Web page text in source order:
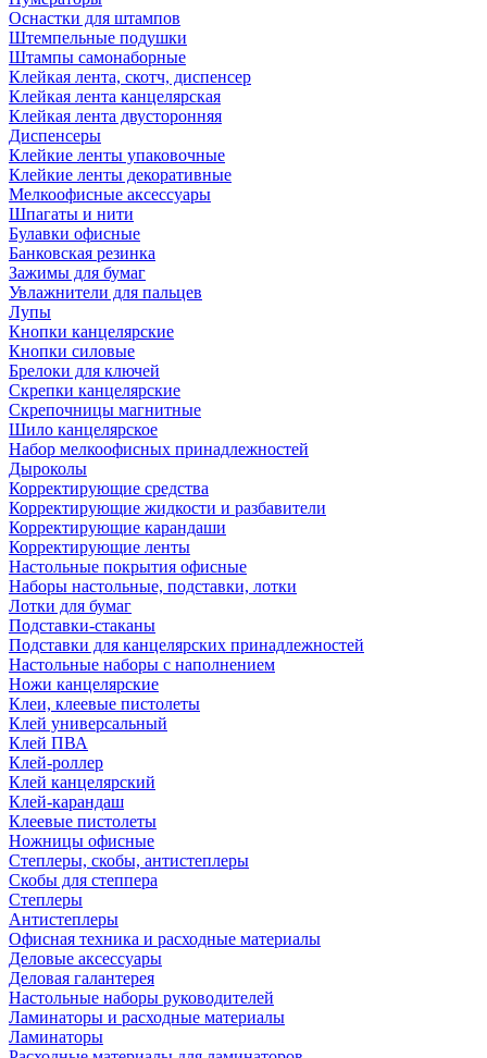
Оснастки для штампов
Штемпельные подушки
Штампы самонаборные
Клейкая лента, скотч, диспенсер
Клейкая лента канцелярская
Клейкая лента двусторонняя
Диспенсеры
Клейкие ленты упаковочные
Клейкие ленты декоративные
Мелкоофисные аксессуары
Шпагаты и нити
Булавки офисные
Банковская резинка
Зажимы для бумаг
Увлажнители для пальцев
Лупы
Кнопки канцелярские
Кнопки силовые
Брелоки для ключей
Скрепки канцелярские
Скрепочницы магнитные
Шило канцелярское
Набор мелкоофисных принадлежностей
Дыроколы
Корректирующие средства
Корректирующие жидкости и разбавители
Корректирующие карандаши
Корректирующие ленты
Настольные покрытия офисные
Наборы настольные, подставки, лотки
Лотки для бумаг
Подставки-стаканы
Подставки для канцелярских принадлежностей
Настольные наборы с наполнением
Ножи канцелярские
Клеи, клеевые пистолеты
Клей универсальный
Клей ПВА
Клей-роллер
Клей канцелярский
Клей-карандаш
Клеевые пистолеты
Ножницы офисные
Степлеры, скобы, антистеплеры
Скобы для степпера
Степлеры
Антистеплеры
Офисная техника и расходные материалы
Деловые аксессуары
Деловая галантерея
Настольные наборы руководителей
Ламинаторы и расходные материалы
Ламинаторы